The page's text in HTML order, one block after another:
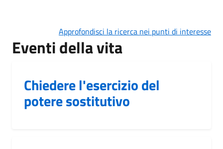
Approfondisci la ricerca nei punti di interesse
Eventi della vita
Chiedere l'esercizio del
potere sostitutivo